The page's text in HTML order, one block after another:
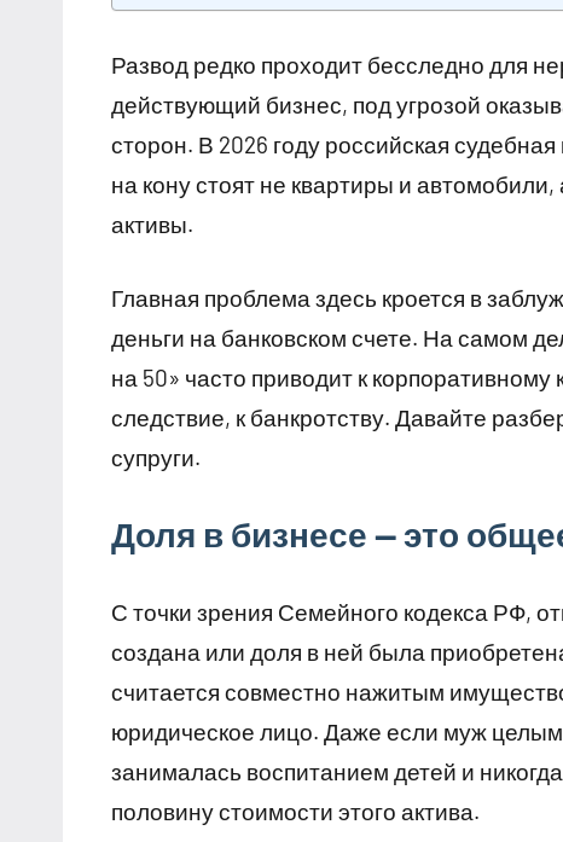
Развод редко проходит бесследно для
действующий бизнес, под угрозой
сторон. В 2026 году российская
на кону стоят не квартиры и
активы.
Главная проблема здесь кроется в
деньги на банковском счете. На самом
на 50» часто приводит к
следствие, к банкротству. Давайте
супруги.
Доля в бизнесе — это
С точки зрения Семейного кодекса РФ,
создана или доля в ней была
считается совместно нажитым
юридическое лицо. Даже если муж
занималась воспитанием детей и
половину стоимости этого актива.